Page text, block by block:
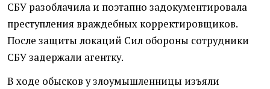
СБУ разоблачила и поэтапно задокументировала
преступления враждебных корректировщиков.
После защиты локаций Сил обороны сотрудники
СБУ задержали агентку.
В ходе обысков у злоумышленницы изъяли